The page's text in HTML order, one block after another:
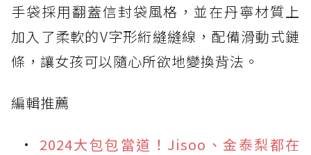
手袋採用翻蓋信封袋風格，並在丹寧材質上
加入了柔軟的V字形絎縫縫線，配備滑動式鏈
條，讓女孩可以隨心所欲地變換背法。
編輯推薦
2024大包包當道！Jisoo、金泰梨都在